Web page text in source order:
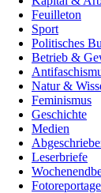
Feuilleton
Sport
Politisches
Betrieb &
Natur &
Feminismus
Geschichte
Medien
Leserbriefe